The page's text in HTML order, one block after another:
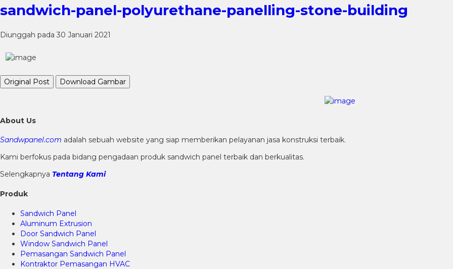
sandwich-panel-polyurethane-panelling-stone-building
Diunggah pada 30 Januari 2021
Original Post Download Gambar
About Us
Sandwpanel.com adalah sebuah website yang siap memberikan pelayanan jasa konstruksi terbaik.
Kami berfokus pada bidang pengadaan produk sandwich panel terbaik dan berkualitas.
Selengkapnya Tentang Kami
Produk
Sandwich Panel
Aluminum Extrusion
Door Sandwich Panel
Window Sandwich Panel
Pemasangan Sandwich Panel
Kontraktor Pemasangan HVAC